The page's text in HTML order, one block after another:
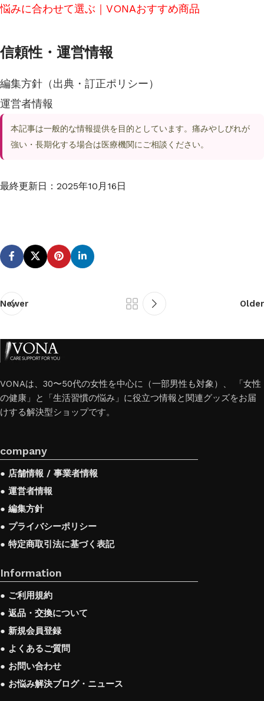
悩みに合わせて選ぶ｜VONAおすすめ商品
信頼性・運営情報
編集方針（出典・訂正ポリシー）
運営者情報
本記事は一般的な情報提供を目的としています。痛みやしびれが
強い・長期化する場合は医療機関にご相談ください。
最終更新日： 2025年10月16日
Newer Older
VONAは、30〜50代の女性を中心に（一部男性も対象）、 「女性
の健康」と「生活習慣の悩み」に役立つ情報と関連グッズをお届
けする解決型ショップです。
company
● 店舗情報 / 事業者情報
● 運営者情報
● 編集方針
● プライバシーポリシー
● 特定商取引法に基づく表記
Information
● ご利用規約
● 返品・交換について
● 新規会員登録
● よくあるご質問
● お問い合わせ
● お悩み解決ブログ・ニュース